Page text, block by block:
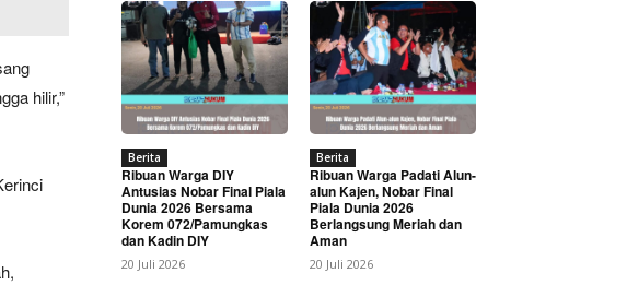
hilir,”
Berita
Ribuan Warga DIY
Antusias Nobar Final Piala
Dunia 2026 Bersama
Korem 072/Pamungkas
dan Kadin DIY
20 Juli 2026
Berita
Ribuan Warga Padati Alun-
alun Kajen, Nobar Final
Piala Dunia 2026
Berlangsung Meriah dan
Aman
20 Juli 2026